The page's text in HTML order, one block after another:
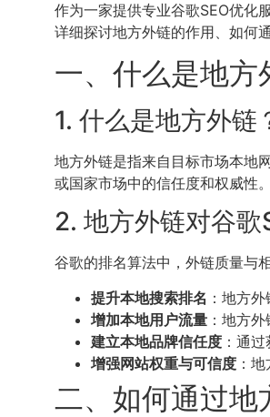
作为一家提供专业谷歌SEO优化
详细探讨地方外链的作用、如何
一、什么是地方
1. 什么是地方外链
地方外链是指来自目标市场本地
或国家市场中的信任度和权威性
2. 地方外链对谷歌
谷歌的排名算法中，外链质量与
提升本地搜索排名 ：地方
增加本地用户流量 ：地方
建立本地品牌信任度 ：通
增强网站权重与可信度 ：
二、如何通过地